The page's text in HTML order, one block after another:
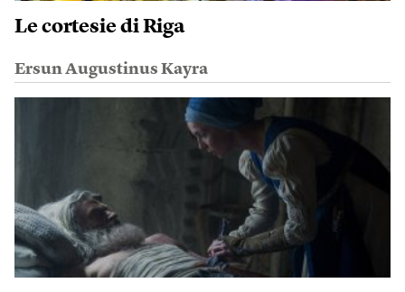
Le cortesie di Riga
Ersun Augustinus Kayra